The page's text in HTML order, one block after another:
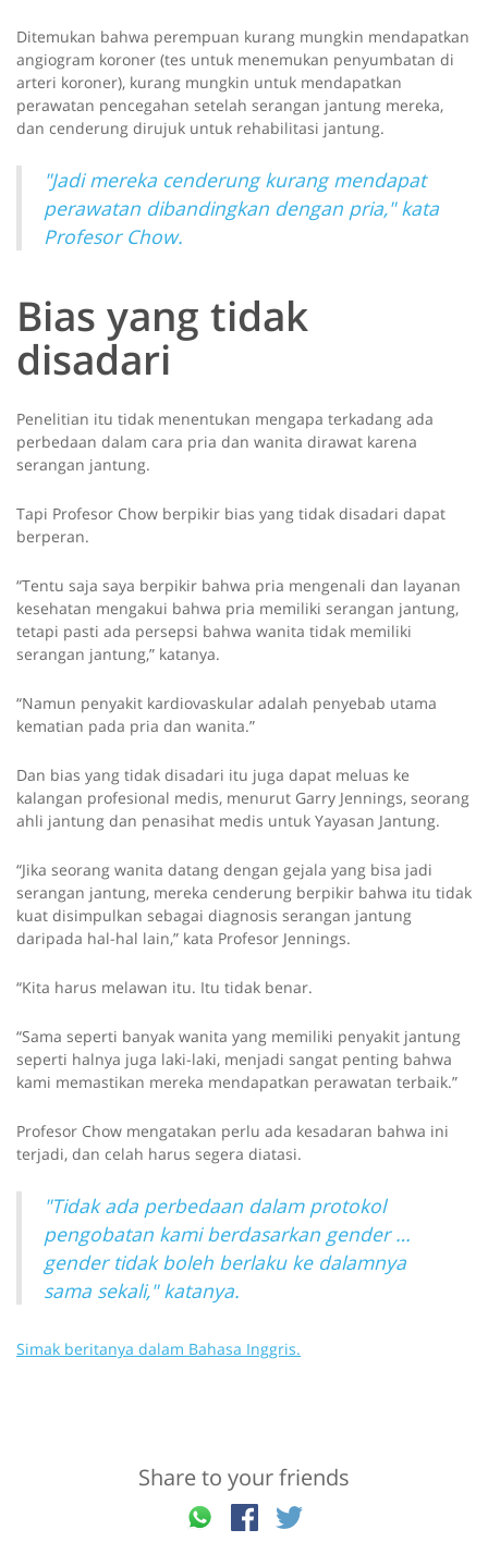
Ditemukan bahwa perempuan kurang mungkin mendapatkan
angiogram koroner (tes untuk menemukan penyumbatan di
arteri koroner), kurang mungkin untuk mendapatkan
perawatan pencegahan setelah serangan jantung mereka,
dan cenderung dirujuk untuk rehabilitasi jantung.
"Jadi mereka cenderung kurang mendapat
perawatan dibandingkan dengan pria," kata
Profesor Chow.
Bias yang tidak
disadari
Penelitian itu tidak menentukan mengapa terkadang ada
perbedaan dalam cara pria dan wanita dirawat karena
serangan jantung.
Tapi Profesor Chow berpikir bias yang tidak disadari dapat
berperan.
“Tentu saja saya berpikir bahwa pria mengenali dan layanan
kesehatan mengakui bahwa pria memiliki serangan jantung,
tetapi pasti ada persepsi bahwa wanita tidak memiliki
serangan jantung,” katanya.
“Namun penyakit kardiovaskular adalah penyebab utama
kematian pada pria dan wanita.”
Dan bias yang tidak disadari itu juga dapat meluas ke
kalangan profesional medis, menurut Garry Jennings, seorang
ahli jantung dan penasihat medis untuk Yayasan Jantung.
“Jika seorang wanita datang dengan gejala yang bisa jadi
serangan jantung, mereka cenderung berpikir bahwa itu tidak
kuat disimpulkan sebagai diagnosis serangan jantung
daripada hal-hal lain,” kata Profesor Jennings.
“Kita harus melawan itu. Itu tidak benar.
“Sama seperti banyak wanita yang memiliki penyakit jantung
seperti halnya juga laki-laki, menjadi sangat penting bahwa
kami memastikan mereka mendapatkan perawatan terbaik.”
Profesor Chow mengatakan perlu ada kesadaran bahwa ini
terjadi, dan celah harus segera diatasi.
"Tidak ada perbedaan dalam protokol
pengobatan kami berdasarkan gender …
gender tidak boleh berlaku ke dalamnya
sama sekali," katanya.
Simak beritanya dalam Bahasa Inggris.
Share to your friends